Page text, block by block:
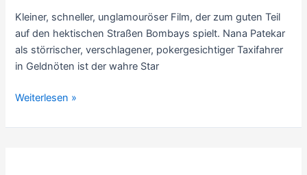
mit
2
Videos
–
Sterne
Kleiner, schneller, unglamouröser Film, der zum guten Teil
auf den hektischen Straßen Bombays spielt. Nana Patekar
als störrischer, verschlagener, pokergesichtiger Taxifahrer
in Geldnöten ist der wahre Star
Rezension
Spielfilm:
Weiterlesen »